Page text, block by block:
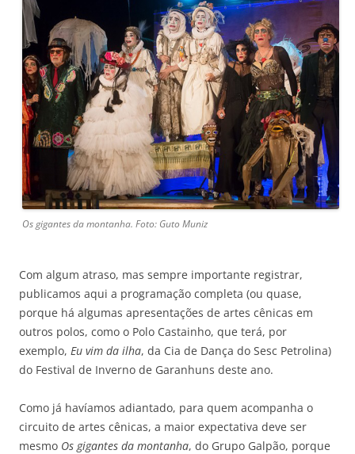
Os gigantes da montanha. Foto: Guto Muniz
Com algum atraso, mas sempre importante registrar,
publicamos aqui a programação completa (ou quase,
porque há algumas apresentações de artes cênicas em
outros polos, como o Polo Castainho, que terá, por
exemplo, Eu vim da ilha, da Cia de Dança do Sesc Petrolina)
do Festival de Inverno de Garanhuns deste ano.
Como já havíamos adiantado, para quem acompanha o
circuito de artes cênicas, a maior expectativa deve ser
mesmo Os gigantes da montanha, do Grupo Galpão, porque